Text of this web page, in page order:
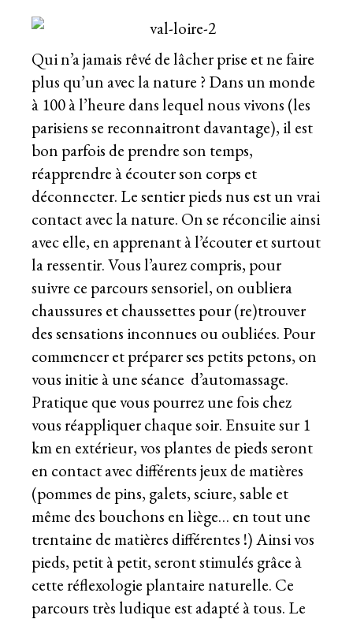
Qui n’a jamais rêvé de lâcher prise et ne faire
plus qu’un avec la nature ? Dans un monde
à 100 à l’heure dans lequel nous vivons (les
parisiens se reconnaitront davantage), il est
bon parfois de prendre son temps,
réapprendre à écouter son corps et
déconnecter. Le sentier pieds nus est un vrai
contact avec la nature. On se réconcilie ainsi
avec elle, en apprenant à l’écouter et surtout
la ressentir. Vous l’aurez compris, pour
suivre ce parcours sensoriel, on oubliera
chaussures et chaussettes pour (re)trouver
des sensations inconnues ou oubliées. Pour
commencer et préparer ses petits petons, on
vous initie à une séance d’automassage.
Pratique que vous pourrez une fois chez
vous réappliquer chaque soir. Ensuite sur 1
km en extérieur, vos plantes de pieds seront
en contact avec différents jeux de matières
(pommes de pins, galets, sciure, sable et
même des bouchons en liège… en tout une
trentaine de matières différentes !) Ainsi vos
pieds, petit à petit, seront stimulés grâce à
cette réflexologie plantaire naturelle. Ce
parcours très ludique est adapté à tous. Le